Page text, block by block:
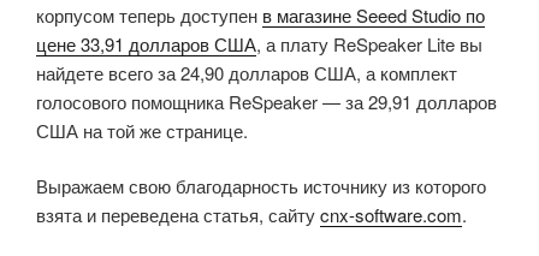
корпусом теперь доступен в магазине Seeed Studio по
цене 33,91 долларов США, а плату ReSpeaker Lite вы
найдете всего за 24,90 долларов США, а комплект
голосового помощника ReSpeaker — за 29,91 долларов
США на той же странице.
Выражаем свою благодарность источнику из которого
взята и переведена статья, сайтуcnx-software.com.